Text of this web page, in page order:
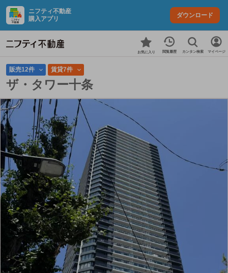
ニフティ不動産
購入アプリ
ダウンロード
お気に入り 閲覧履歴 カンタン検索 マイページ
販売12件 賃貸7件
ザ・タワー十条